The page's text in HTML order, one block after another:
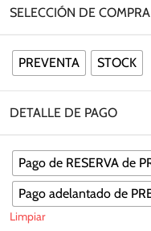
SELECCIÓN DE COMPRA
PREVENTA STOCK
DETALLE DE PAGO
Pago de RESERVA de
Pago adelantado de
Limpiar